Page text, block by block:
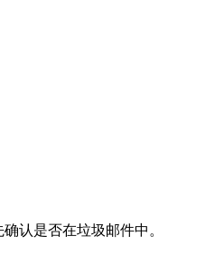
认是否在垃圾邮件中。